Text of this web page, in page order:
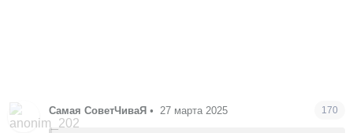
Самая СоветЧиваЯ • 27 марта 2025 170